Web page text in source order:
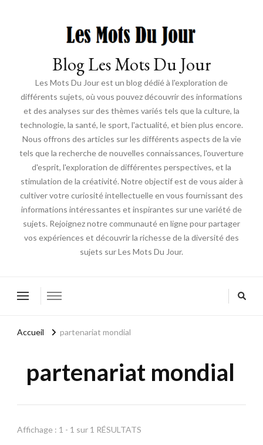
Blog Les Mots Du Jour
Les Mots Du Jour est un blog dédié à l'exploration de
différents sujets, où vous pouvez découvrir des informations
et des analyses sur des thèmes variés tels que la culture, la
technologie, la santé, le sport, l'actualité, et bien plus encore.
Nous offrons des articles sur les différents aspects de la vie
tels que la recherche de nouvelles connaissances, l'ouverture
d'esprit, l'exploration de différentes perspectives, et la
stimulation de la créativité. Notre objectif est de vous aider à
cultiver votre curiosité intellectuelle en vous fournissant des
informations intéressantes et inspirantes sur une variété de
sujets. Rejoignez notre communauté en ligne pour partager
vos expériences et découvrir la richesse de la diversité des
sujets sur Les Mots Du Jour.
Accueil partenariat mondial
partenariat mondial
Affichage : 1 - 1 sur 1 RÉSULTATS